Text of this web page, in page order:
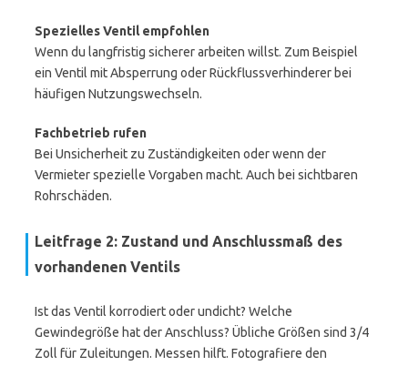
Spezielles Ventil empfohlen
Wenn du langfristig sicherer arbeiten willst. Zum Beispiel
ein Ventil mit Absperrung oder Rückflussverhinderer bei
häufigen Nutzungswechseln.
Fachbetrieb rufen
Bei Unsicherheit zu Zuständigkeiten oder wenn der
Vermieter spezielle Vorgaben macht. Auch bei sichtbaren
Rohrschäden.
Leitfrage 2: Zustand und Anschlussmaß des
vorhandenen Ventils
Ist das Ventil korrodiert oder undicht? Welche
Gewindegröße hat der Anschluss? Übliche Größen sind 3/4
Zoll für Zuleitungen. Messen hilft. Fotografiere den